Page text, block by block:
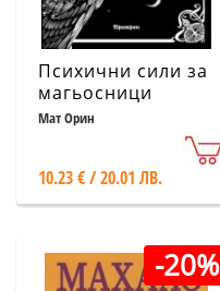
Психични сили за
магьосници
Мат Орин
10.23 € / 20.01 ЛВ.
-20%